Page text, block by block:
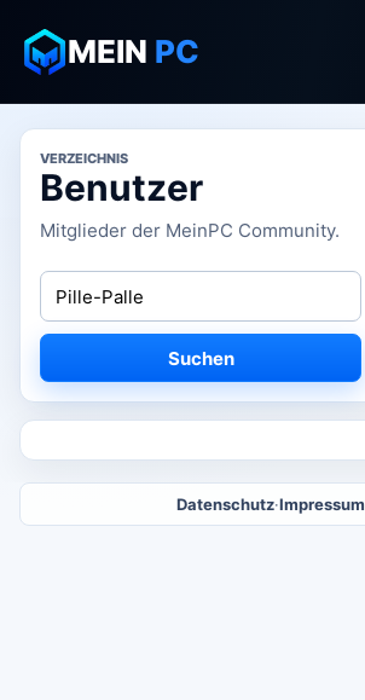
MEIN PC
VERZEICHNIS
Benutzer
Mitglieder der MeinPC Community.
Suchen
Datenschutz·Impressum